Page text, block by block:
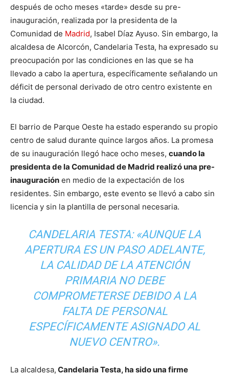
después de ocho meses «tarde» desde su pre-
inauguración, realizada por la presidenta de la
Comunidad de Madrid, Isabel Díaz Ayuso. Sin embargo, la
alcaldesa de Alcorcón, Candelaria Testa, ha expresado su
preocupación por las condiciones en las que se ha
llevado a cabo la apertura, específicamente señalando un
déficit de personal derivado de otro centro existente en
la ciudad.
El barrio de Parque Oeste ha estado esperando su propio
centro de salud durante quince largos años. La promesa
de su inauguración llegó hace ocho meses, cuando la
presidenta de la Comunidad de Madrid realizó una pre-
inauguración en medio de la expectación de los
residentes. Sin embargo, este evento se llevó a cabo sin
licencia y sin la plantilla de personal necesaria.
CANDELARIA TESTA: «AUNQUE LA
APERTURA ES UN PASO ADELANTE,
LA CALIDAD DE LA ATENCIÓN
PRIMARIA NO DEBE
COMPROMETERSE DEBIDO A LA
FALTA DE PERSONAL
ESPECÍFICAMENTE ASIGNADO AL
NUEVO CENTRO».
La alcaldesa, Candelaria Testa, ha sido una firme